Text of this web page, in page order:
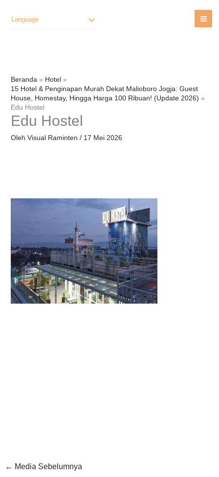
Language
Beranda
Hotel
15 Hotel & Penginapan Murah Dekat Malioboro Jogja: Guest
House, Homestay, Hingga Harga 100 Ribuan! (Update 2026)
Edu Hostel
Edu Hostel
Oleh Visual Raminten / 17 Mei 2026
← Media Sebelumnya